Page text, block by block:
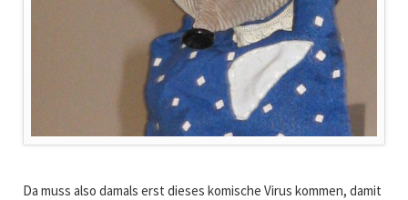
Da muss also damals erst dieses komische Virus kommen, damit